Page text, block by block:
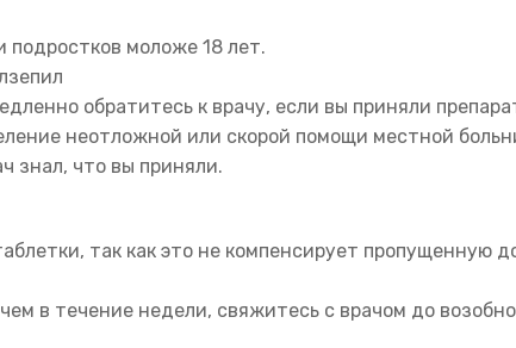
моложе 18 лет.
обратитесь к врачу, если вы приняли
неотложной или скорой помощи местной
знал, что вы приняли.
так как это не компенсирует пропущенную
в течение недели, свяжитесь с врачом до